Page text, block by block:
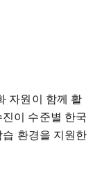
자원이 함께 활
이 수준별 한국
환경을 지원한